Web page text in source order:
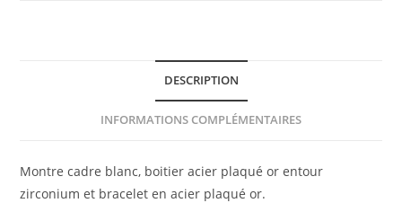
DESCRIPTION
INFORMATIONS COMPLÉMENTAIRES
Montre cadre blanc, boitier acier plaqué or entour
zirconium et bracelet en acier plaqué or.